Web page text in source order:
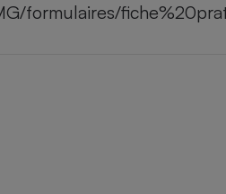
formulaires/